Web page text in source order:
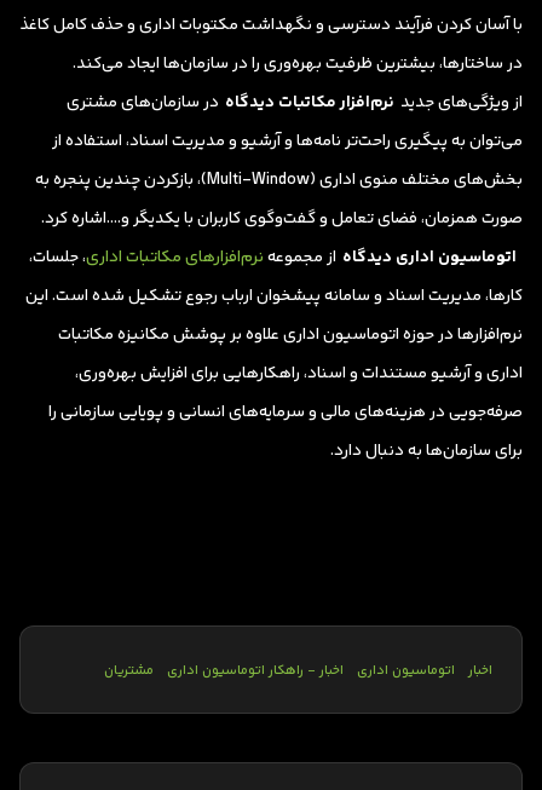
با آسان کردن فرآیند دسترسی و نگهداشت مکتوبات اداری و حذف کامل کاغذ
در ساختارها، بیشترین ظرفیت بهره‌وری را در سازمان‌ها ایجاد می‌کند.
از ویژگی‌های جدید نرم‌افزار مکاتبات دیدگاه در سازمان‌های مشتری
می‌توان به پیگیری راحت‌تر نامه‌ها و آرشیو و مدیریت اسناد، استفاده از
بخش‌های مختلف منوی اداری (Multi-Window)، بازکردن چندین پنجره به
صورت همزمان، فضای تعامل و گفت‌و‌گوی کاربران با یکدیگر و….اشاره کرد.
اتوماسیون اداری دیدگاه از مجموعهنرم‌افزارهای مکاتبات اداری، جلسات،‌
کارها، مدیریت اسناد و سامانه پیشخوان ارباب رجوع تشکیل شده‌ است. این
نرم‌افزارها در حوزه اتوماسیون اداری علاوه بر پوشش مکانیزه مکاتبات
اداری و آرشیو مستندات و اسناد، راهکارهایی برای افزایش بهره‌وری،‌
صرفه‌جویی در هزینه‌های مالی و سرمایه‌های انسانی و پویایی سازمانی را
برای سازمان‌ها به دنبال دارد.
اخبار اتوماسیون اداری اخبار - راهکار اتوماسیون اداری مشتریان